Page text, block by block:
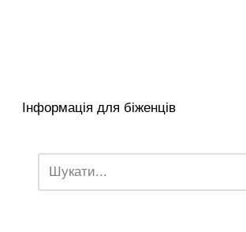
Iнформація для біженців